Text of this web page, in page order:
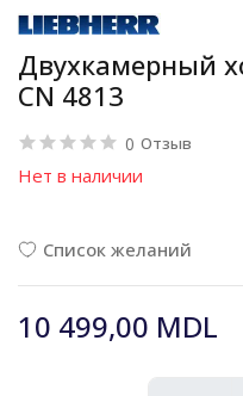
Двухкамерный
CN 4813
0 Отзыв
Нет в наличии
Список желаний
10 499,00 MDL